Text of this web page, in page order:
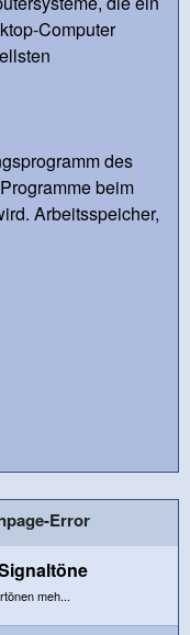
Computer
des
beim
Arbeitsspeicher,
Error
meh...